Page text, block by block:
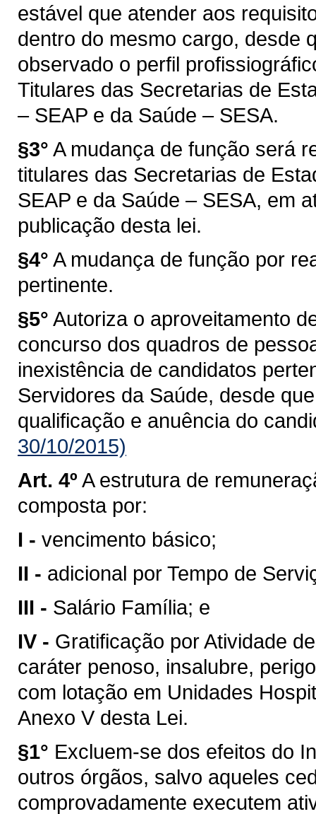
estável que atender aos
dentro do mesmo cargo, desde
observado o perfil
Titulares das Secretarias de
– SEAP e da Saúde – SESA.
§3° A mudança de função será
titulares das Secretarias de
SEAP e da Saúde – SESA, em
publicação desta lei.
§4° A mudança de função por
pertinente.
§5° Autoriza o aproveitamento
concurso dos quadros de
inexistência de candidatos
Servidores da Saúde, desde
qualificação e anuência do
30/10/2015)
Art. 4º A estrutura de
composta por:
I - vencimento básico;
II - adicional por Tempo de
III - Salário Família; e
IV - Gratificação por Atividade
caráter penoso, insalubre,
com lotação em Unidades
Anexo V desta Lei.
§1° Excluem-se dos efeitos do
outros órgãos, salvo aqueles
comprovadamente executem